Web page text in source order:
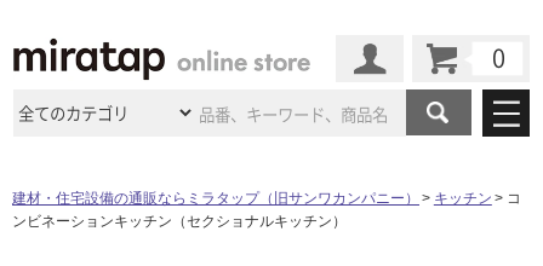
商品カテゴリ
施工事例
建材・住宅設備の通販ならミラタップ（旧サンワカンパニー） キッチン
コ
ンビネーションキッチン（セクショナルキッチン）